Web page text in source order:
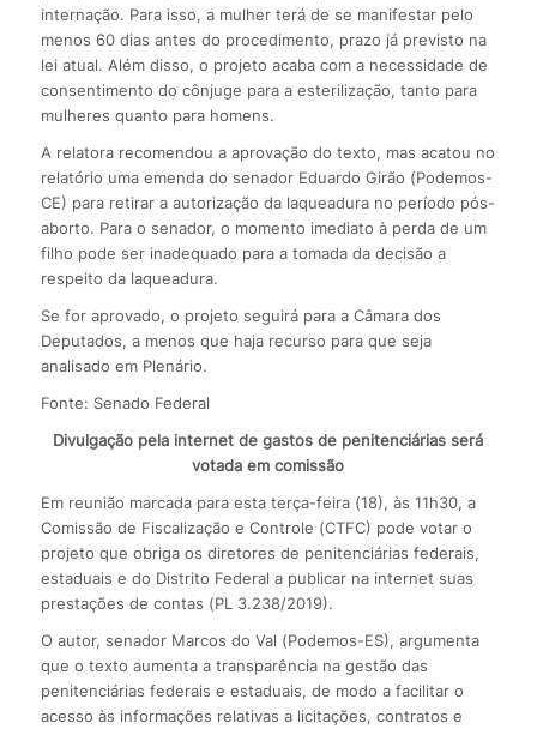
internação. Para isso, a mulher terá de se manifestar pelo
menos 60 dias antes do procedimento, prazo já previsto na
lei atual. Além disso, o projeto acaba com a necessidade de
consentimento do cônjuge para a esterilização, tanto para
mulheres quanto para homens.
A relatora recomendou a aprovação do texto, mas acatou no
relatório uma emenda do senador Eduardo Girão (Podemos-
CE) para retirar a autorização da laqueadura no período pós-
aborto. Para o senador, o momento imediato à perda de um
filho pode ser inadequado para a tomada da decisão a
respeito da laqueadura.
Se for aprovado, o projeto seguirá para a Câmara dos
Deputados, a menos que haja recurso para que seja
analisado em Plenário.
Fonte: Senado Federal
Divulgação pela internet de gastos de penitenciárias será
votada em comissão
Em reunião marcada para esta terça-feira (18), às 11h30, a
Comissão de Fiscalização e Controle (CTFC) pode votar o
projeto que obriga os diretores de penitenciárias federais,
estaduais e do Distrito Federal a publicar na internet suas
prestações de contas (PL 3.238/2019).
O autor, senador Marcos do Val (Podemos-ES), argumenta
que o texto aumenta a transparência na gestão das
penitenciárias federais e estaduais, de modo a facilitar o
acesso às informações relativas a licitações, contratos e